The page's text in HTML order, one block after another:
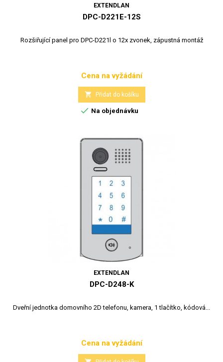
EXTENDLAN
DPC-D221E-12S
Rozšiřující panel pro DPC-D221l o 12x zvonek, zápustná montáž
Cena
Cena na vyžádání
 Přidat do košíku
 Na objednávku
EXTENDLAN
DPC-D248-K
Dveřní jednotka domovního 2D telefonu, kamera, 1 tlačítko, kódová...
Cena
Cena na vyžádání